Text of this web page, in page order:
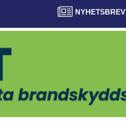
NYHETSBREV